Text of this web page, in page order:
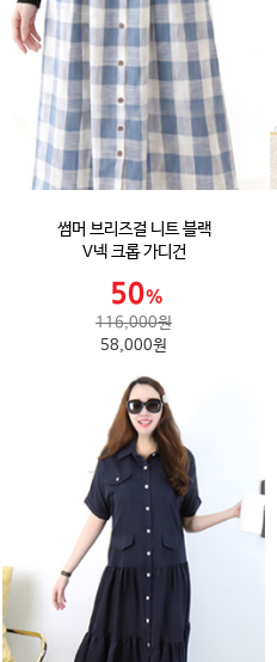
썸머 브리즈걸 니트 블랙
V넥 크롭 가디건
116,000원
58,000원